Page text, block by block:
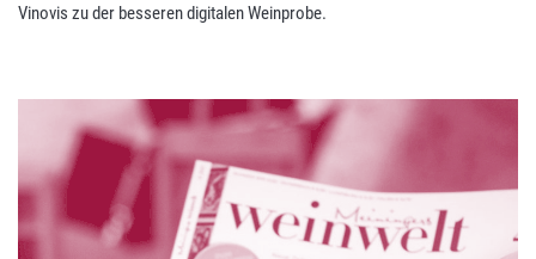
Vinovis zu der besseren digitalen Weinprobe.